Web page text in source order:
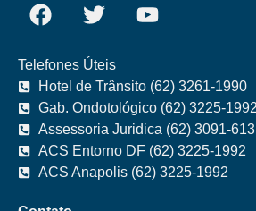
Telefones Úteis
Hotel de Trânsito (62) 3261-1990
Gab. Ondotológico (62) 3225-1992
Assessoria Juridica (62) 3091-
ACS Entorno DF (62) 3225-1992
ACS Anapolis (62) 3225-1992